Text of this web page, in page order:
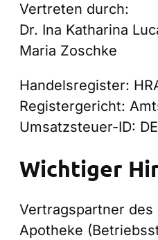
Vertreten durch:
Dr. Ina Katharina
Maria Zoschke
Handelsregister:
Registergericht:
Umsatzsteuer-ID:
Wichtiger
Vertragspartner des
Apotheke